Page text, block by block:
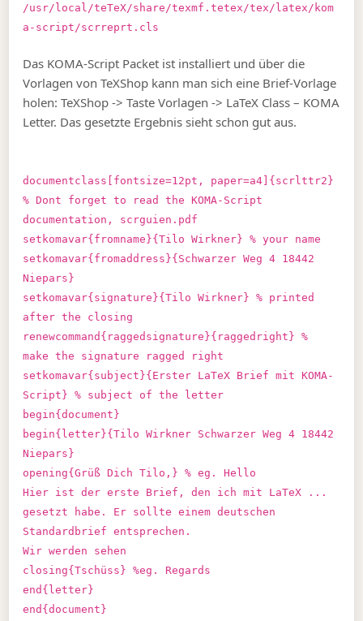
/usr/local/teTeX/share/texmf.tetex/tex/latex/kom
a-script/scrreprt.cls
Das KOMA-Script Packet ist installiert und über die
Vorlagen von TeXShop kann man sich eine Brief-Vorlage
holen: TeXShop -> Taste Vorlagen -> LaTeX Class – KOMA
Letter. Das gesetzte Ergebnis sieht schon gut aus.
documentclass[fontsize=12pt, paper=a4]{scrlttr2}
% Dont forget to read the KOMA-Script
documentation, scrguien.pdf
setkomavar{fromname}{Tilo Wirkner} % your name
setkomavar{fromaddress}{Schwarzer Weg 4 18442
Niepars}
setkomavar{signature}{Tilo Wirkner} % printed
after the closing
renewcommand{raggedsignature}{raggedright} %
make the signature ragged right
setkomavar{subject}{Erster LaTeX Brief mit KOMA-
Script} % subject of the letter
begin{document}
begin{letter}{Tilo Wirkner Schwarzer Weg 4 18442
Niepars}
opening{Grüß Dich Tilo,} % eg. Hello
Hier ist der erste Brief, den ich mit LaTeX ...
gesetzt habe. Er sollte einem deutschen
Standardbrief entsprechen.
Wir werden sehen
closing{Tschüss} %eg. Regards
end{letter}
end{document}